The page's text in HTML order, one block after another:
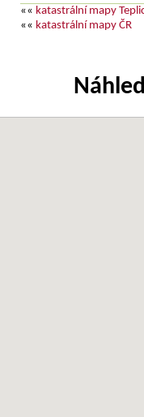
«« katastrální mapy
«« katastrální mapy ČR